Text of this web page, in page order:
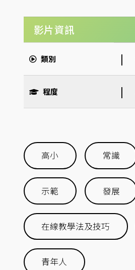
影片資訊
類別 |
程度 |
高小 常識
示範 發展
在線教學法及技巧
青年人